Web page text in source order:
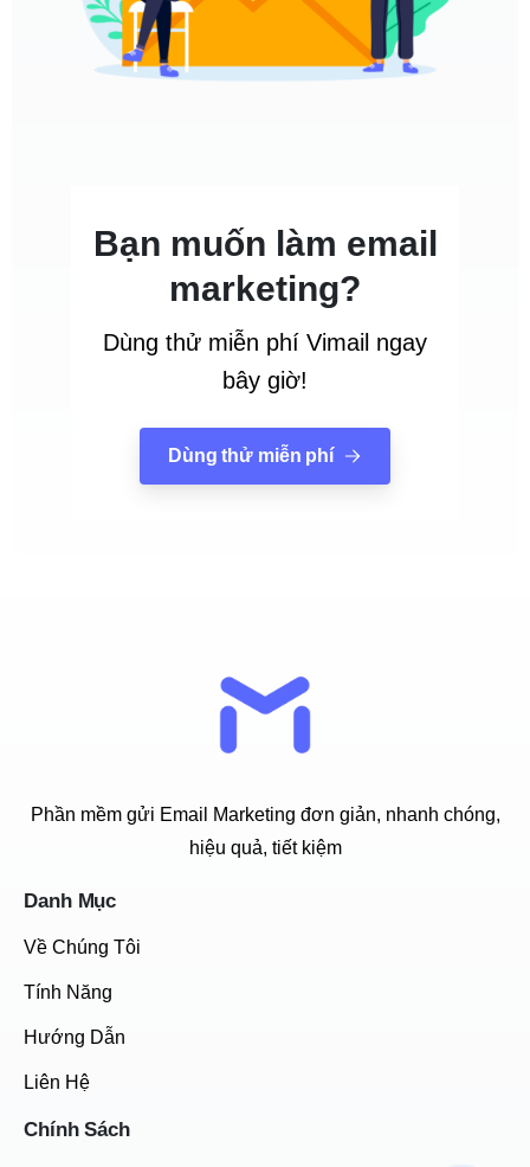
Bạn muốn làm email
marketing?
Dùng thử miễn phí Vimail ngay
bây giờ!
Dùng thử miễn phí
Phần mềm gửi Email Marketing đơn giản, nhanh chóng,
hiệu quả, tiết kiệm
Danh Mục
Về Chúng Tôi
Tính Năng
Hướng Dẫn
Liên Hệ
Chính Sách